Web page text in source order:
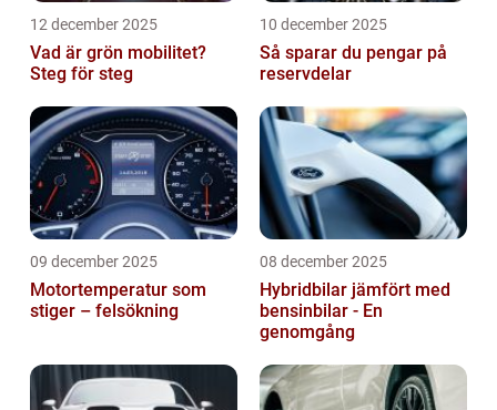
12 december 2025
Vad är grön mobilitet?
Steg för steg
10 december 2025
Så sparar du pengar på
reservdelar
09 december 2025
Motortemperatur som
stiger – felsökning
08 december 2025
Hybridbilar jämfört med
bensinbilar - En
genomgång